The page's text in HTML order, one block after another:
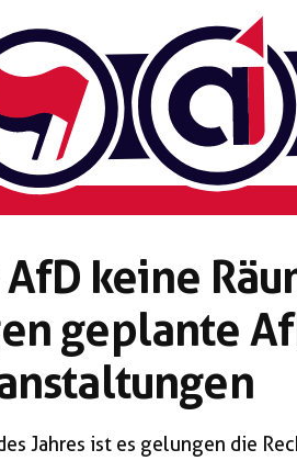
keine
geplante
Jahres ist es gelungen die